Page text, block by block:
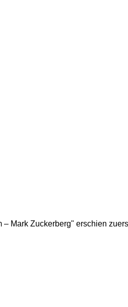
Mark Zuckerberg" erschien